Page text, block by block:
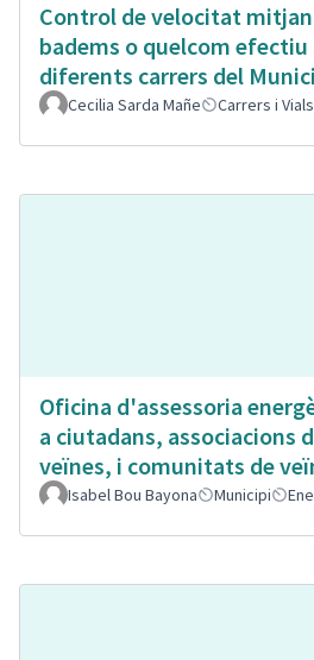
Control de velocitat
badems o quelcom efectiu
diferents carrers del
Cecilia Sarda Mañe Carrers i Vials
Oficina d'assessoria
a ciutadans, associacions
veïnes, i comunitats de
Isabel Bou Bayona Municipi